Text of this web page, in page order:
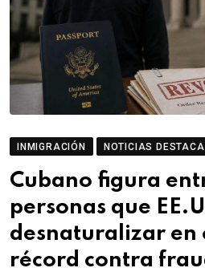
INMIGRACIÓN NOTICIAS
Cubano figura
personas que
desnaturalizar en
récord contra